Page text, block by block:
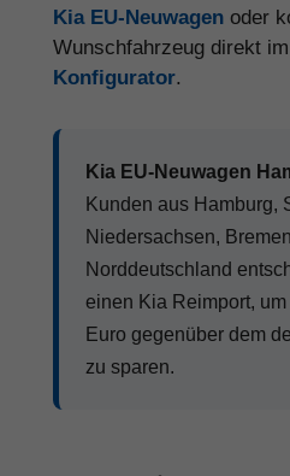
Kia EU-Neuwagen oder
Wunschfahrzeug direkt im
Konfigurator.
Kia EU-Neuwagen
Kunden aus Hamburg,
Niedersachsen,
Norddeutschland
einen Kia Reimport,
Euro gegenüber dem
zu sparen.